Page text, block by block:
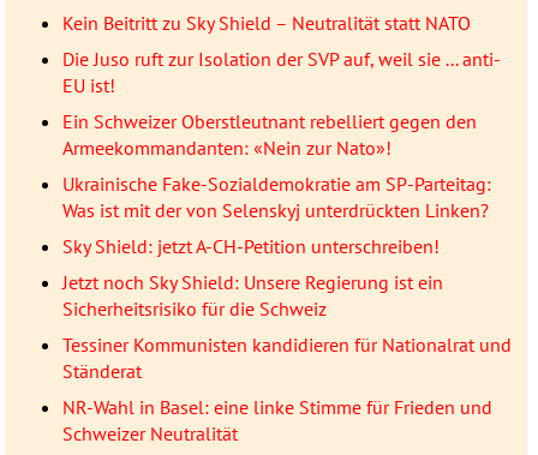
Kein Beitritt zu Sky Shield – Neutralität statt NATO
Die Juso ruft zur Isolation der SVP auf, weil sie ... anti-
EU ist!
Ein Schweizer Oberstleutnant rebelliert gegen den
Armeekommandanten: «Nein zur Nato»!
Ukrainische Fake-Sozialdemokratie am SP-Parteitag:
Was ist mit der von Selenskyj unterdrückten Linken?
Sky Shield: jetzt A-CH-Petition unterschreiben!
Jetzt noch Sky Shield: Unsere Regierung ist ein
Sicherheitsrisiko für die Schweiz
Tessiner Kommunisten kandidieren für Nationalrat und
Ständerat
NR-Wahl in Basel: eine linke Stimme für Frieden und
Schweizer Neutralität